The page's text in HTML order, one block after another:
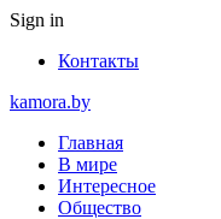
Sign in
Контакты
kamora.by
Главная
В мире
Интересное
Общество